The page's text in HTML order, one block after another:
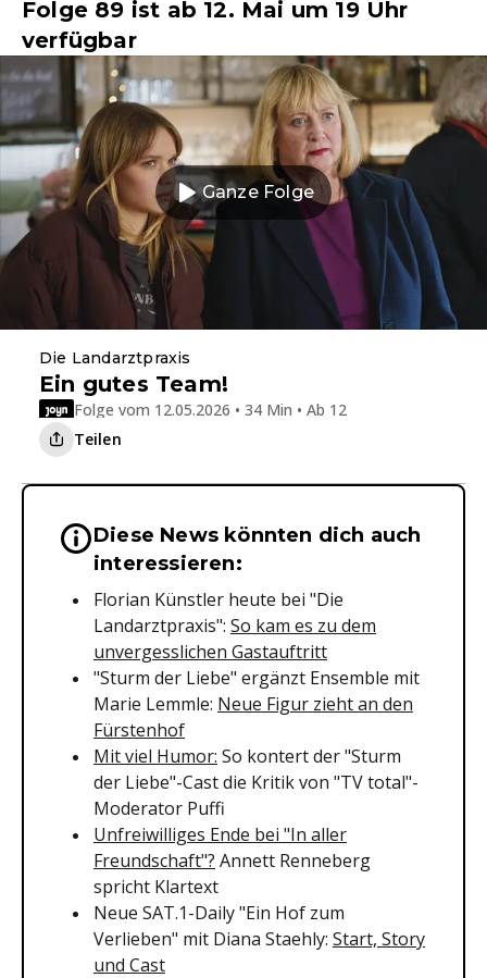
Folge 89 ist ab 12. Mai um 19 Uhr
verfügbar
Ganze Folge
Die Landarztpraxis
Ein gutes Team!
Folge vom 12.05.2026 • 34 Min • Ab 12
Teilen
Wichtige Hinweise &
Diese News könnten dich auch
interessieren:
Florian Künstler heute bei "Die
Landarztpraxis": So kam es zu dem
unvergesslichen Gastauftritt
"Sturm der Liebe" ergänzt Ensemble mit
Marie Lemmle: Neue Figur zieht an den
Fürstenhof
Mit viel Humor: So kontert der "Sturm
der Liebe"-Cast die Kritik von "TV total"-
Moderator Puffi
Unfreiwilliges Ende bei "In aller
Freundschaft"? Annett Renneberg
spricht Klartext
Neue SAT.1-Daily "Ein Hof zum
Verlieben" mit Diana Staehly: Start, Story
und Cast